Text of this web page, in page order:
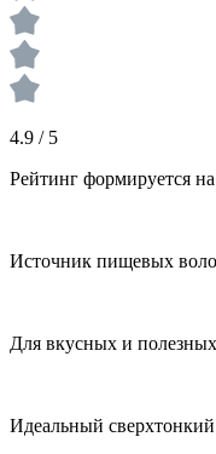
4.9 / 5
Рейтинг формируется
Источник пищевых
Для вкусных и
Идеальный